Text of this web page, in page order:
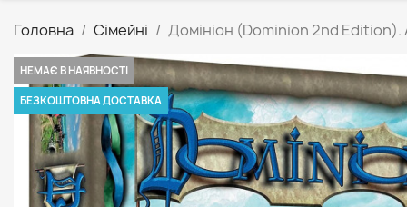
Головна Сімейні Домініон (Dominion 2nd Edition).
НЕМАЄ В НАЯВНОСТІ
БЕЗКОШТОВНА ДОСТАВКА